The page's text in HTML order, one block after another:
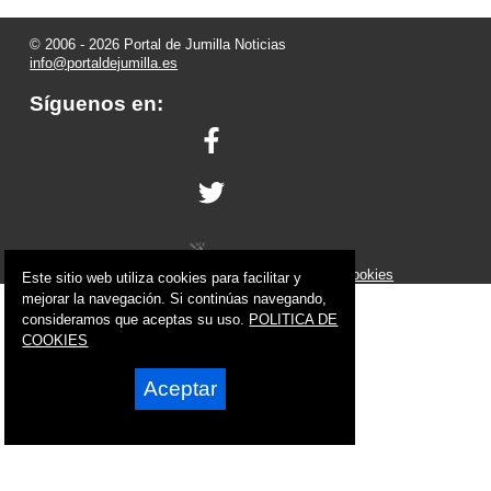
© 2006 - 2026 Portal de Jumilla Noticias
info@portaldejumilla.es
Síguenos en:
Aviso Legal-Política de Privacidad-Política de Cookies
Este sitio web utiliza cookies para facilitar y
mejorar la navegación. Si continúas navegando,
consideramos que aceptas su uso. POLITICA DE
COOKIES
Aceptar